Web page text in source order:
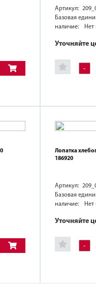
Артикул:
Базовая
наличие:
Нет
Уточняйте
-
Лопатка
186920
Артикул:
Базовая
наличие:
Нет
Уточняйте
-